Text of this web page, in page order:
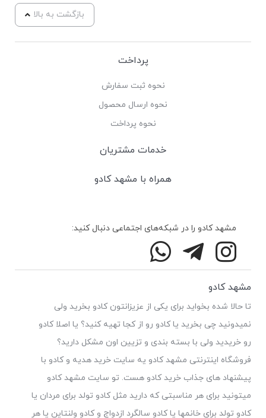
بازگشت به بالا
پرداخت
نحوه ثبت سفارش
نحوه ارسال محصول
نحوه پرداخت
خدمات مشتریان
همراه با مشهد کادو
مشهد کادو را در شبکه‌های اجتماعی دنبال کنید:
مشهد کادو
تا حالا شده بخواید برای یکی از عزیزانتون کادو بخرید ولی
نمیدونید چی بخرید یا کادو رو از کجا تهیه کنید؟ یا اصلا کادو
رو خریدید ولی با بسته بندی و تزیین اون مشکل دارید؟
فروشگاه اینترنتی مشهد کادو یه سایت خرید هدیه و کادو با
پیشنهاد های جذاب خرید کادو هست. تو سایت مشهد کادو
میتونید برای هر مناسبتی که دارید مثل کادو تولد برای مردان یا
کادو تولد برای خانمها یا کادو سالگرد ازدواج و کادو ولنتاین یا هر